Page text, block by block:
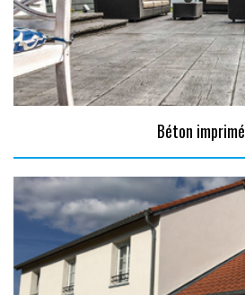
Béton imprimé